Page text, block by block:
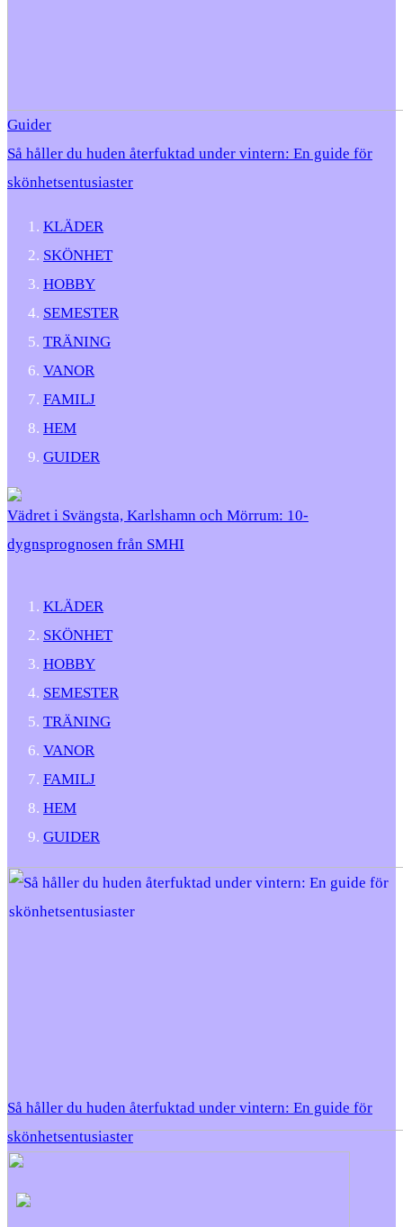
Guider
Så håller du huden återfuktad under vintern: En guide för
skönhetsentusiaster
KLÄDER
SKÖNHET
HOBBY
SEMESTER
TRÄNING
VANOR
FAMILJ
HEM
GUIDER
Vädret i Svängsta, Karlshamn och Mörrum: 10-
dygnsprognosen från SMHI
KLÄDER
SKÖNHET
HOBBY
SEMESTER
TRÄNING
VANOR
FAMILJ
HEM
GUIDER
Så håller du huden återfuktad under vintern: En guide för
skönhetsentusiaster